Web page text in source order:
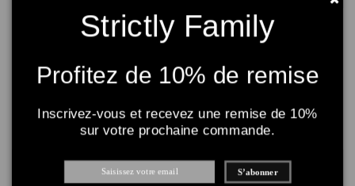
Couleurs
Ajouter au panier
Strictly Family
Profitez de 10% de remise
Inscrivez-vous et recevez une remise de 10%
sur votre prochaine commande.
S’abonner